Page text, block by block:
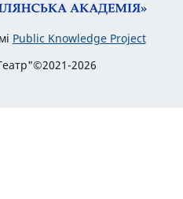
Public Knowledge Project
2026